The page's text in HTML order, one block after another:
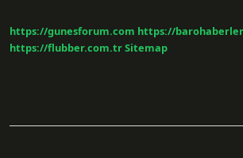
https://gunesforum.com https://
https://flubber.com.trSitemap